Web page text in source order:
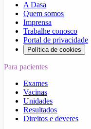
A Dasa
Quem somos
Imprensa
Trabalhe conosco
Portal de privacidade
Política de cookies
Para pacientes
Exames
Vacinas
Unidades
Resultados
Direitos e deveres